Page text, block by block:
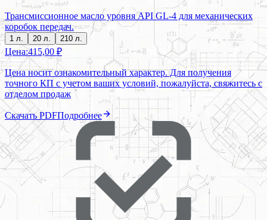
Трансмиссионное масло уровня API GL-4 для механических
коробок передач.
1 л. 20 л. 210 л.
Цена:415,00 ₽
Цена носит ознакомительный характер. Для получения
точного КП с учетом ваших условий, пожалуйста, свяжитесь с
отделом продаж
Скачать PDFПодробнее